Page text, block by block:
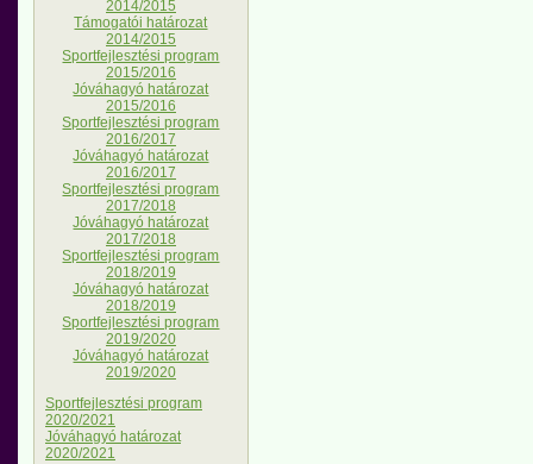
2014/2015
Támogatói határozat
2014/2015
Sportfejlesztési program
2015/2016
Jóváhagyó határozat
2015/2016
Sportfejlesztési program
2016/2017
Jóváhagyó határozat
2016/2017
Sportfejlesztési program
2017/2018
Jóváhagyó határozat
2017/2018
Sportfejlesztési program
2018/2019
Jóváhagyó határozat
2018/2019
Sportfejlesztési program
2019/2020
Jóváhagyó határozat
2019/2020
Sportfejlesztési program
2020/2021
Jóváhagyó határozat
2020/2021